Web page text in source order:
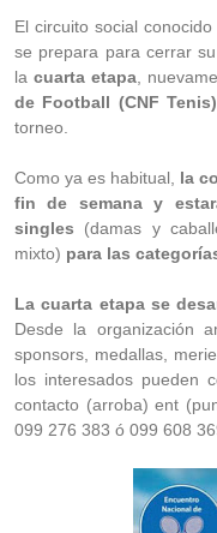
El circuito social conocido
se prepara para cerrar
la cuarta etapa,
de Football (CNF Tenis)
torneo.
Como ya es habitual, la
fin de semana y
singles (damas y
mixto) para las
La cuarta etapa se
Desde la organización
sponsors, medallas,
los interesados pueden
contacto (arroba) ent
099 276 383 ó 099 608